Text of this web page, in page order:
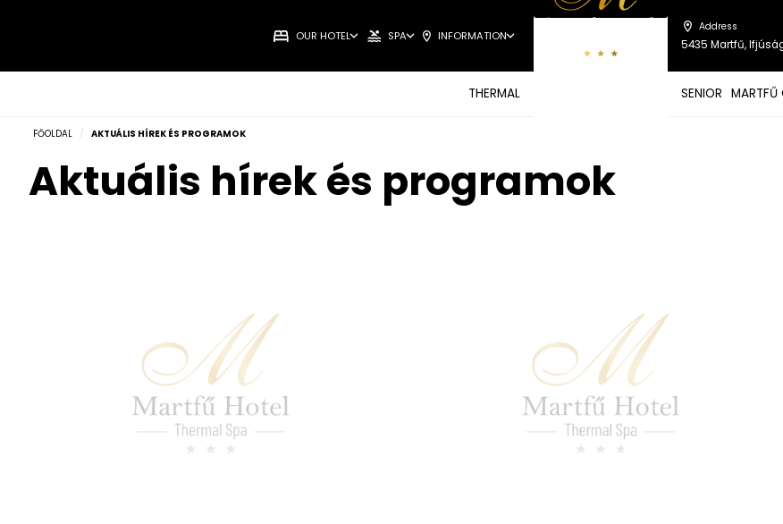
OUR HOTEL SPA INFORMATION
THERMAL
Address
5435 Martfű,
SENIOR MARTFŰ
FŐOLDAL / AKTUÁLIS HÍREK ÉS PROGRAMOK
Aktuális hírek és programok